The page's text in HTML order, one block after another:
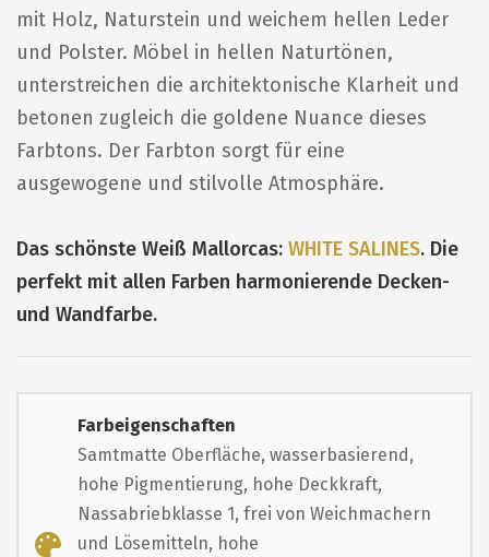
mit Holz, Naturstein und weichem hellen Leder
und Polster. Möbel in hellen Naturtönen,
unterstreichen die architektonische Klarheit und
betonen zugleich die goldene Nuance dieses
Farbtons. Der Farbton sorgt für eine
ausgewogene und stilvolle Atmosphäre.
Das schönste Weiß Mallorcas: WHITE SALINES. Die
perfekt mit allen Farben harmonierende Decken-
und Wandfarbe.
Farbeigenschaften
Samtmatte Oberfläche, wasserbasierend,
hohe Pigmentierung, hohe Deckkraft,
Nassabriebklasse 1, frei von Weichmachern
und Lösemitteln, hohe